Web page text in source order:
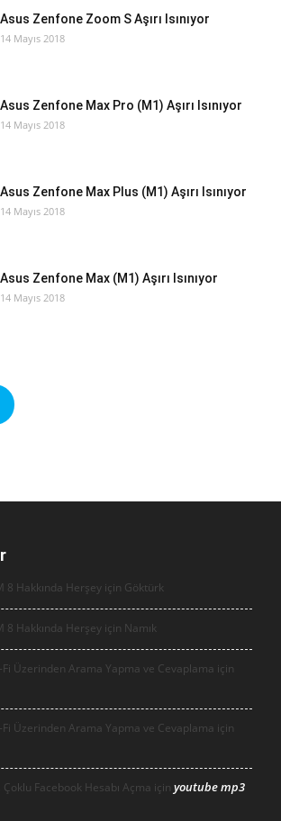
Asus Zenfone Zoom S Aşırı Isınıyor
14 Mayıs 2018
Asus Zenfone Max Pro (M1) Aşırı Isınıyor
14 Mayıs 2018
Asus Zenfone Max Plus (M1) Aşırı Isınıyor
14 Mayıs 2018
Asus Zenfone Max (M1) Aşırı Isınıyor
14 Mayıs 2018
8 Hakkında Herşey için Göktürk
8 Hakkında Herşey için Namık
Üzerinden Arama Yapma ve Cevaplama için
Üzerinden Arama Yapma ve Cevaplama için
Facebook Hesabı Açma için youtube mp3